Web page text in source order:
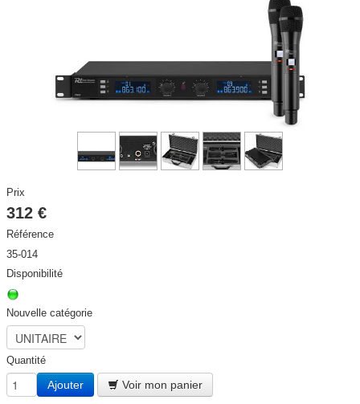
ECLAIRAGE SCENE ET ARCHITECTURAL▼
HAUT PARLEURS, CÂBLES ET ACCESSOIRES▼
CONTACT
ACTIVITE
Prix
312 €
Référence
35-014
Disponibilité
Nouvelle catégorie
Quantité
Ajouter Voir mon panier